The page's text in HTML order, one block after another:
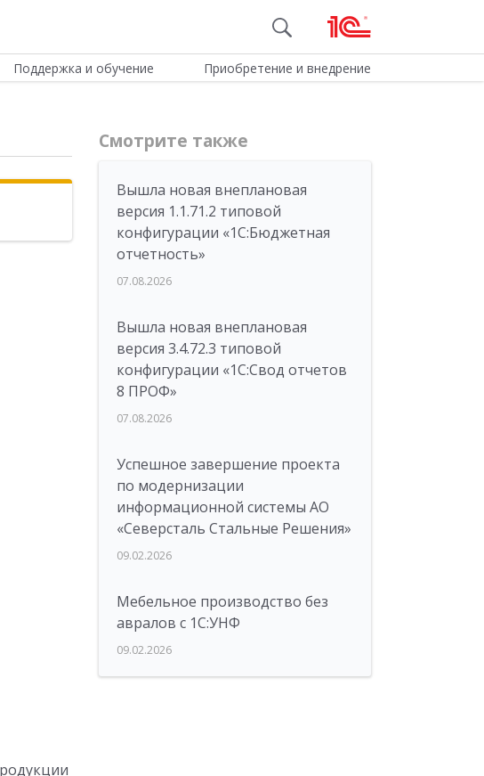
Поддержка и обучение Приобретение и внедрение
Смотрите также
Вышла новая внеплановая
версия 1.1.71.2 типовой
конфигурации «1C:Бюджетная
отчетность»
07.08.2026
Вышла новая внеплановая
версия 3.4.72.3 типовой
конфигурации «1C:Свод отчетов
8 ПРОФ»
07.08.2026
Успешное завершение проекта
по модернизации
информационной системы АО
«Северсталь Стальные Решения»
09.02.2026
Мебельное производство без
авралов с 1С:УНФ
09.02.2026